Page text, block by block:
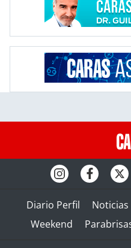
Diario Perfil Noticias
Weekend